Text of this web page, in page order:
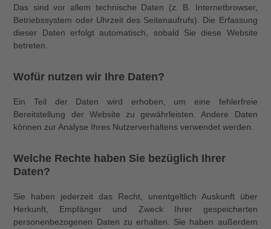
Das sind vor allem technische Daten (z. B. Internetbrowser,
Betriebssystem oder Uhrzeit des Seitenaufrufs). Die Erfassung
dieser Daten erfolgt automatisch, sobald Sie diese Website
betreten.
Wofür nutzen wir Ihre Daten?
Ein Teil der Daten wird erhoben, um eine fehlerfreie
Bereitstellung der Website zu gewährleisten. Andere Daten
können zur Analyse Ihres Nutzerverhaltens verwendet werden.
Welche Rechte haben Sie bezüglich Ihrer
Daten?
Sie haben jederzeit das Recht, unentgeltlich Auskunft über
Herkunft, Empfänger und Zweck Ihrer gespeicherten
personenbezogenen Daten zu erhalten. Sie haben außerdem